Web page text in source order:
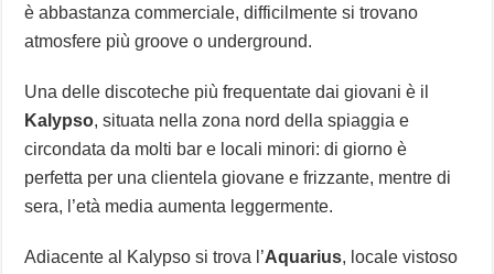
è abbastanza commerciale, difficilmente si trovano
atmosfere più groove o underground.
Una delle discoteche più frequentate dai giovani è il
Kalypso, situata nella zona nord della spiaggia e
circondata da molti bar e locali minori: di giorno è
perfetta per una clientela giovane e frizzante, mentre di
sera, l’età media aumenta leggermente.
Adiacente al Kalypso si trova l’Aquarius, locale vistoso